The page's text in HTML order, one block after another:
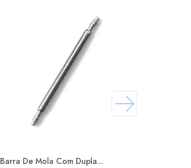
Barra De Mola Com Dupla...